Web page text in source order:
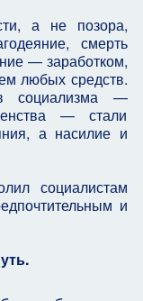
а не позора,
смерть
— заработком,
любых средств.
социализма —
— стали
а насилие и
социалистам
и